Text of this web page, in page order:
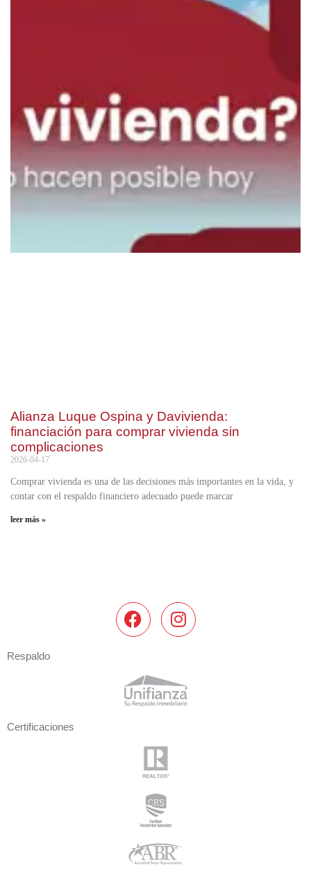
Alianza Luque Ospina y Davivienda:
financiación para comprar vivienda sin
complicaciones
2026-04-17
Comprar vivienda es una de las decisiones más importantes en la vida, y
contar con el respaldo financiero adecuado puede marcar
leer más »
Respaldo
Certificaciones